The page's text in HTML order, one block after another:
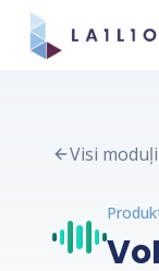
Visi moduļi